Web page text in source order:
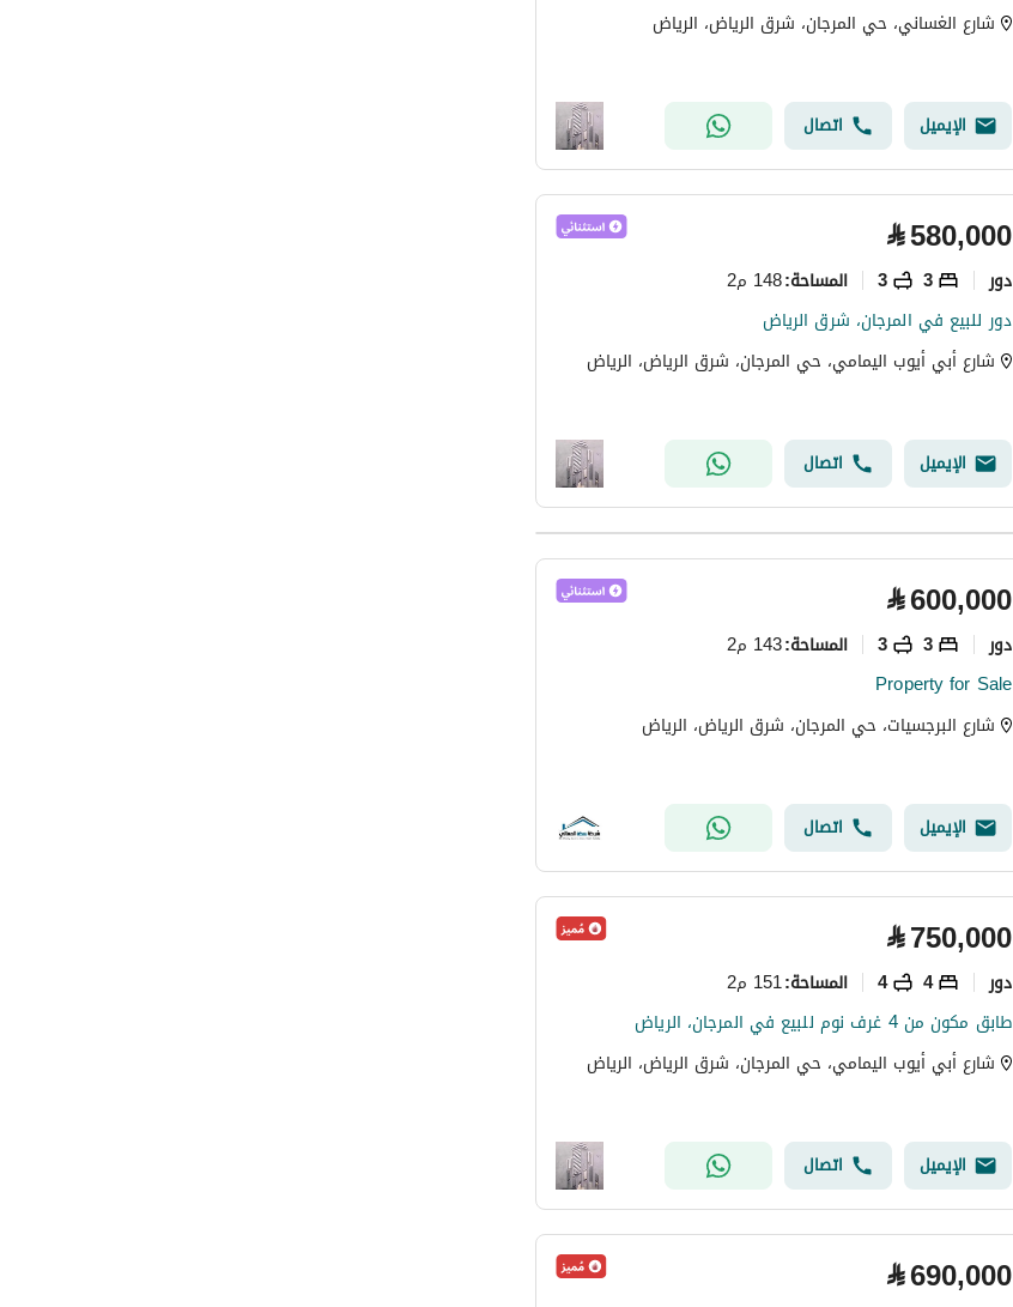
شارع الغساني، حي المرجان، شرق الرياض، الرياض
الإيميل اتصال
⃁580,000
دور 3
3 المساحة:148 م2
دور للبيع في المرجان، شرق الرياض
شارع أبي أيوب اليمامي، حي المرجان، شرق الرياض، الرياض
الإيميل اتصال
⃁600,000
دور 3
3 المساحة:143 م2
Property for Sale
شارع البرجسيات، حي المرجان، شرق الرياض، الرياض
الإيميل اتصال
⃁750,000
دور 4
4 المساحة:151 م2
طابق مكون من 4 غرف نوم للبيع في المرجان، الرياض
شارع أبي أيوب اليمامي، حي المرجان، شرق الرياض، الرياض
الإيميل اتصال
⃁690,000